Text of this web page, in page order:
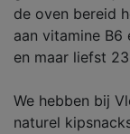
de oven bereid
aan vitamine B6
en maar liefst
We hebben bij
naturel